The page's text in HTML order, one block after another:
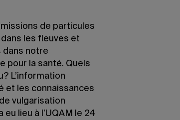
de particules
les fleuves et
dans notre
pour la santé. Quels
L’information
et les connaissances
vulgarisation
lieu à l’UQAM le 24